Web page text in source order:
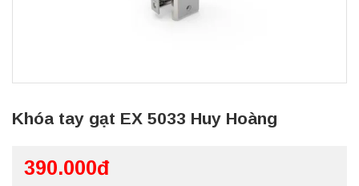
Khóa tay gạt EX 5033 Huy Hoàng
390.000đ